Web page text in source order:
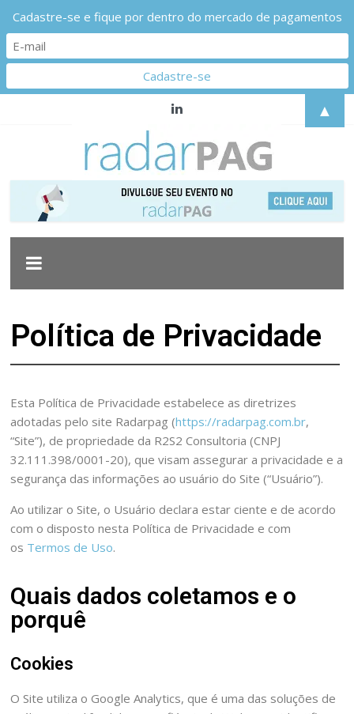
Política de Privacidade
Esta Política de Privacidade estabelece as diretrizes
adotadas pelo site Radarpag (https://radarpag.com.br,
“Site”), de propriedade da R2S2 Consultoria (CNPJ
32.111.398/0001-20), que visam assegurar a privacidade e a
segurança das informações ao usuário do Site (“Usuário”).
Ao utilizar o Site, o Usuário declara estar ciente e de acordo
com o disposto nesta Política de Privacidade e com
os Termos de Uso.
Quais dados coletamos e o
porquê
Cookies
O Site utiliza o Google Analytics, que é uma das soluções de
Cadastre-se e fique por dentro do mercado de pagamentos
▲